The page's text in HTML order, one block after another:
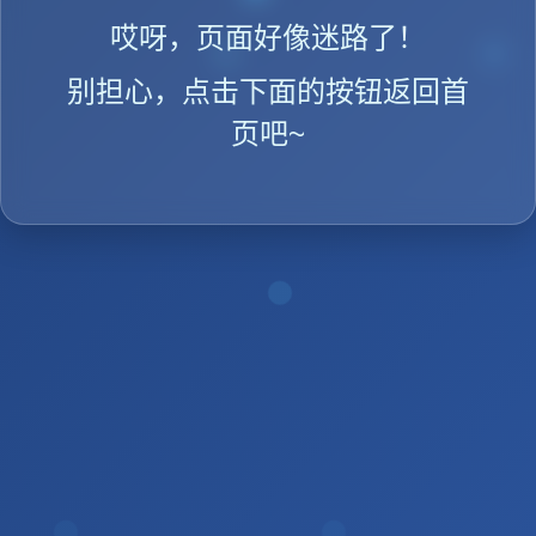
哎呀，页面好像迷路了！
别担心，点击下面的按钮返回首
页吧~